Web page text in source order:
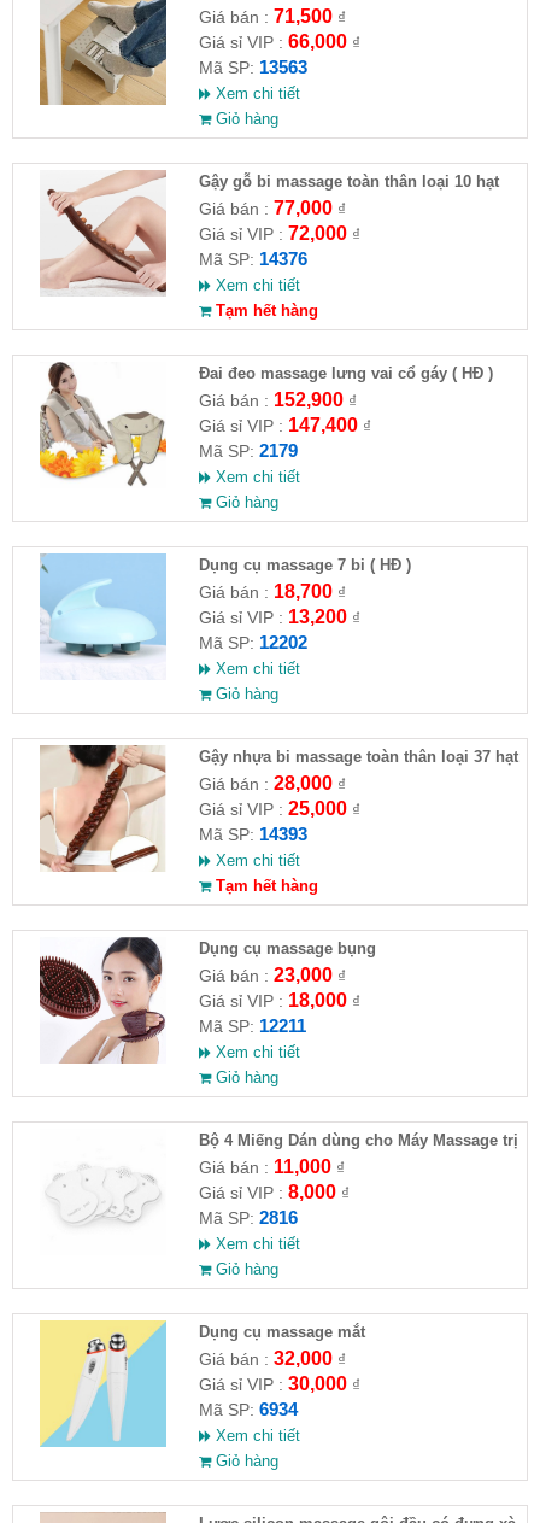
Giá bán : 71,500₫
Giá sỉ VIP : 66,000₫
Mã SP: 13563
Xem chi tiết
Giỏ hàng
Gậy gỗ bi massage toàn thân loại 10 hạt
Giá bán : 77,000₫
Giá sỉ VIP : 72,000₫
Mã SP: 14376
Xem chi tiết
Tạm hết hàng
Đai đeo massage lưng vai cổ gáy ( HĐ )
Giá bán : 152,900₫
Giá sỉ VIP : 147,400₫
Mã SP: 2179
Xem chi tiết
Giỏ hàng
Dụng cụ massage 7 bi ( HĐ )
Giá bán : 18,700₫
Giá sỉ VIP : 13,200₫
Mã SP: 12202
Xem chi tiết
Giỏ hàng
Gậy nhựa bi massage toàn thân loại 37 hạt
Giá bán : 28,000₫
Giá sỉ VIP : 25,000₫
Mã SP: 14393
Xem chi tiết
Tạm hết hàng
Dụng cụ massage bụng
Giá bán : 23,000₫
Giá sỉ VIP : 18,000₫
Mã SP: 12211
Xem chi tiết
Giỏ hàng
Bộ 4 Miếng Dán dùng cho Máy Massage trị
liệu
Giá bán : 11,000₫
Giá sỉ VIP : 8,000₫
Mã SP: 2816
Xem chi tiết
Giỏ hàng
Dụng cụ massage mắt
Giá bán : 32,000₫
Giá sỉ VIP : 30,000₫
Mã SP: 6934
Xem chi tiết
Giỏ hàng